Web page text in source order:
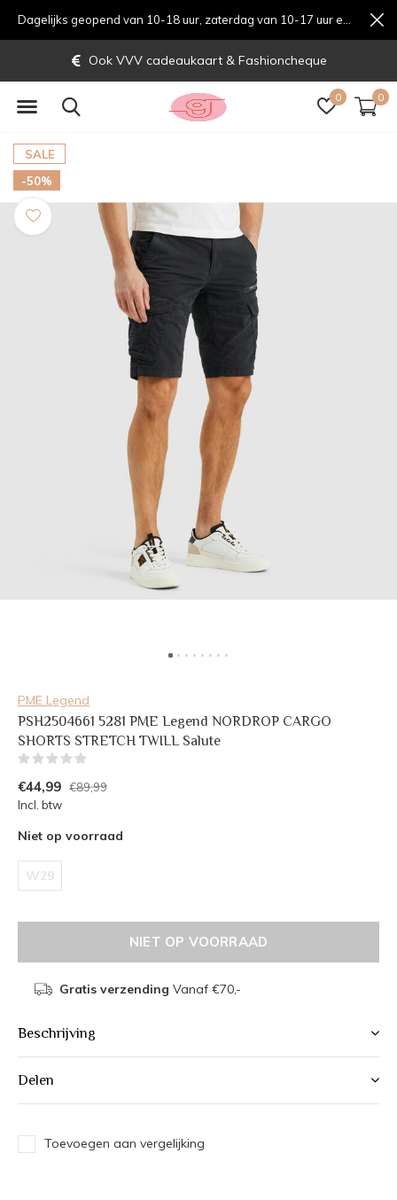
0 0
Ook VVV cadeaukaart & Fashioncheque
SALE
-50%
PME Legend
PSH2504661 5281 PME Legend NORDROP CARGO
SHORTS STRETCH TWILL Salute
€44,99 €89,99
Incl. btw
Niet op voorraad
W29
NIET OP VOORRAAD
Gratis verzending Vanaf €70,-
Beschrijving
Delen
Toevoegen aan vergelijking